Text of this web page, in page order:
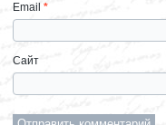
Email*
Сайт